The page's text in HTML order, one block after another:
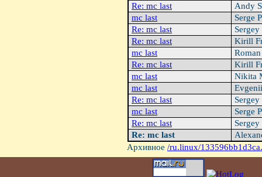
Re: mc last
Andy
mc last
Serge
Re: mc last
Re: mc last
Kirill
mc last
Re: mc last
Kirill
mc last
Nikita
mc last
Re: mc last
mc last
Serge
Re: mc last
Re: mc last
Архивное /ru.linux/